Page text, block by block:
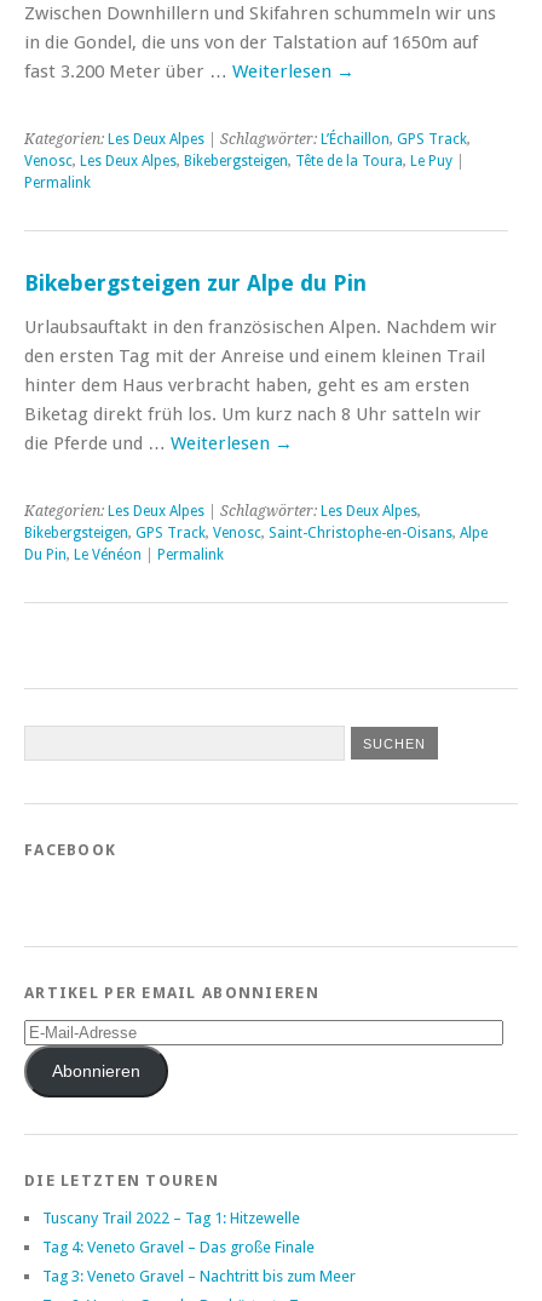
Zwischen Downhillern und Skifahren schummeln wir uns
in die Gondel, die uns von der Talstation auf 1650m auf
fast 3.200 Meter über … Weiterlesen →
Kategorien: Les Deux Alpes | Schlagwörter: L’Échaillon, GPS Track,
Venosc, Les Deux Alpes, Bikebergsteigen, Tête de la Toura, Le Puy
Permalink
Bikebergsteigen zur Alpe du Pin
Urlaubsauftakt in den französischen Alpen. Nachdem wir
den ersten Tag mit der Anreise und einem kleinen Trail
hinter dem Haus verbracht haben, geht es am ersten
Biketag direkt früh los. Um kurz nach 8 Uhr satteln wir
die Pferde und … Weiterlesen →
Kategorien: Les Deux Alpes | Schlagwörter: Les Deux Alpes,
Bikebergsteigen, GPS Track, Venosc, Saint-Christophe-en-Oisans, Alpe
Du Pin, Le Vénéon Permalink
FACEBOOK
ARTIKEL PER EMAIL ABONNIEREN
E-
Mail-
AdresseAbonnieren
DIE LETZTEN TOUREN
Tuscany Trail 2022 – Tag 1: Hitzewelle
Tag 4: Veneto Gravel – Das große Finale
Tag 3: Veneto Gravel – Nachtritt bis zum Meer